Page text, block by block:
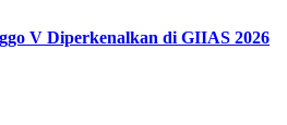
V Diperkenalkan di GIIAS 2026